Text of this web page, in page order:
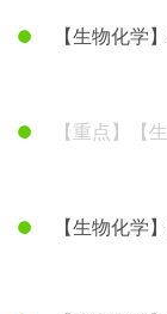
【生物化学
【重点】【
【生物化学